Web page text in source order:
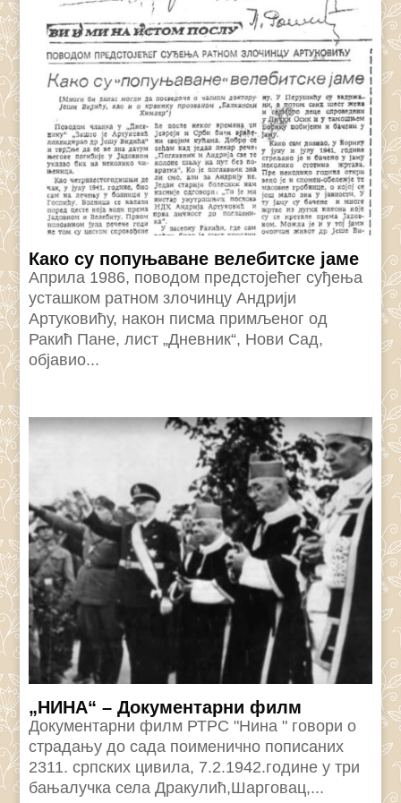
Како су попуњаване велебитске јаме
Априла 1986, поводом предстојећег суђења
усташком ратном злочинцу Андрији
Артуковићу, након писма примљеног од
Ракић Пане, лист „Дневник“, Нови Сад,
објавио...
„НИНА“ – Документарни филм
Документарни филм РТРС "Нина " говори о
страдању до сада поименично пописаних
2311. српских цивила, 7.2.1942.године у три
бањалучка села Дракулић,Шарговац,...